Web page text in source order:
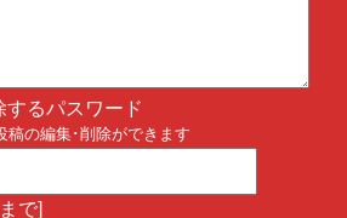
るパスワード
の編集･削除ができます
で]